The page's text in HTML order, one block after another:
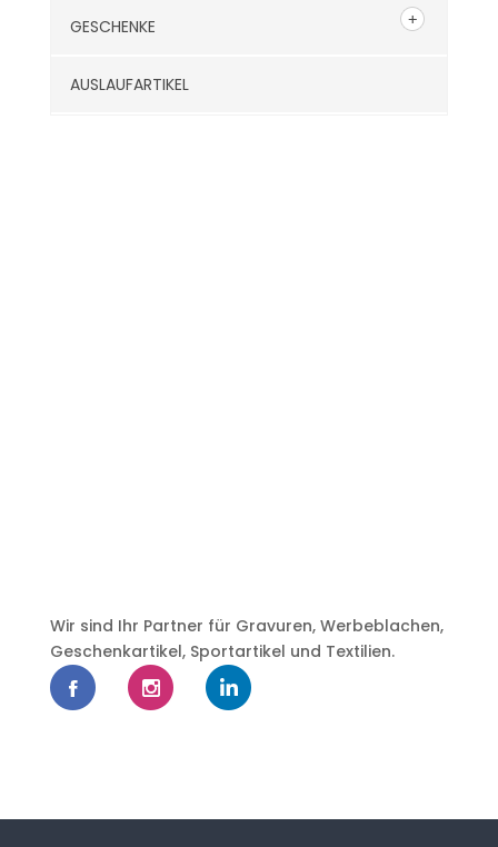
GESCHENKE
AUSLAUFARTIKEL
Wir sind Ihr Partner für Gravuren, Werbeblachen,
Geschenkartikel, Sportartikel und Textilien.